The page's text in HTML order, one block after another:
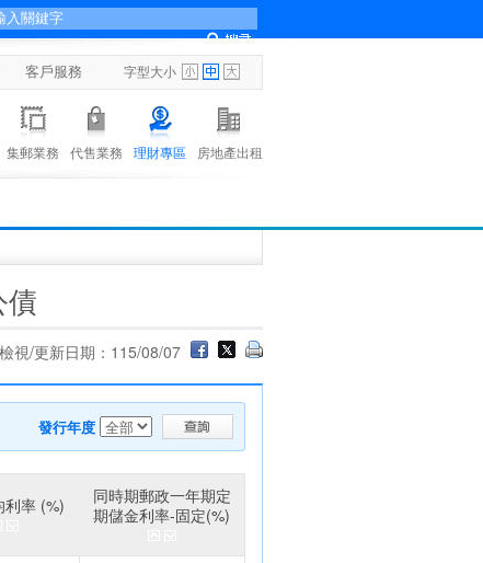
客戶服務 字型大小
集郵業務 代售業務 理財專區 房地產出租
債
視/更新日期：115/08/07
發行年度
利率 (%)
同時期郵政一年期定
期儲金利率-固定(%)